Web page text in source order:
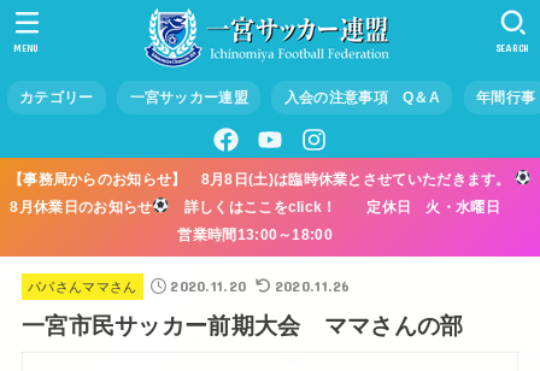
カテゴリー 一宮サッカー連盟 入会の注意事項 Q＆A 年間行事
SEARCH
MENU
【事務局からのお知らせ】 8月8日(土)は臨時休業とさせていただきます。
8月休業日のお知らせ
詳しくはここをclick！ 定休日 火・水曜日
営業時間13:00～18:00
パパさんママさん 2020.11.20 2020.11.26
一宮市民サッカー前期大会 ママさんの部